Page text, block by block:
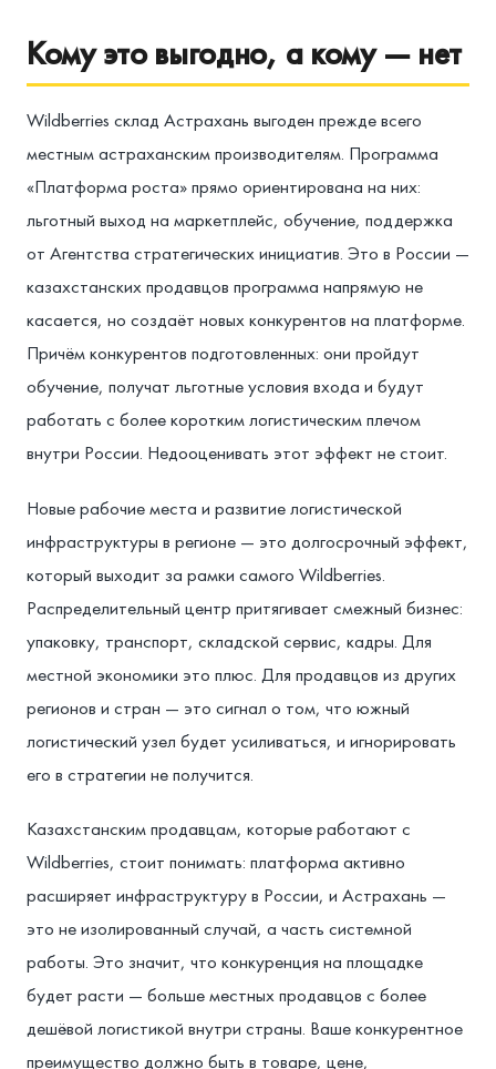
Кому это выгодно, а кому — нет
Wildberries склад Астрахань выгоден прежде всего
местным астраханским производителям. Программа
«Платформа роста» прямо ориентирована на них:
льготный выход на маркетплейс, обучение, поддержка
от Агентства стратегических инициатив. Это в России —
казахстанских продавцов программа напрямую не
касается, но создаёт новых конкурентов на платформе.
Причём конкурентов подготовленных: они пройдут
обучение, получат льготные условия входа и будут
работать с более коротким логистическим плечом
внутри России. Недооценивать этот эффект не стоит.
Новые рабочие места и развитие логистической
инфраструктуры в регионе — это долгосрочный эффект,
который выходит за рамки самого Wildberries.
Распределительный центр притягивает смежный бизнес:
упаковку, транспорт, складской сервис, кадры. Для
местной экономики это плюс. Для продавцов из других
регионов и стран — это сигнал о том, что южный
логистический узел будет усиливаться, и игнорировать
его в стратегии не получится.
Казахстанским продавцам, которые работают с
Wildberries, стоит понимать: платформа активно
расширяет инфраструктуру в России, и Астрахань —
это не изолированный случай, а часть системной
работы. Это значит, что конкуренция на площадке
будет расти — больше местных продавцов с более
дешёвой логистикой внутри страны. Ваше конкурентное
преимущество должно быть в товаре, цене,